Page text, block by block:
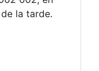
la tarde.